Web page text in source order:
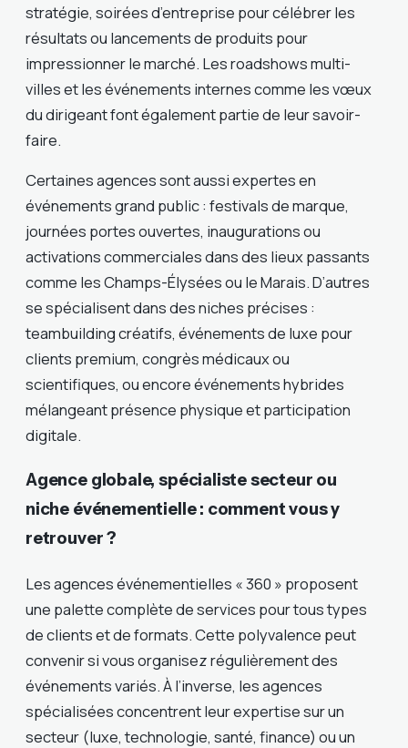
stratégie, soirées d’entreprise pour célébrer les
résultats ou lancements de produits pour
impressionner le marché. Les roadshows multi-
villes et les événements internes comme les vœux
du dirigeant font également partie de leur savoir-
faire.
Certaines agences sont aussi expertes en
événements grand public : festivals de marque,
journées portes ouvertes, inaugurations ou
activations commerciales dans des lieux passants
comme les Champs-Élysées ou le Marais. D’autres
se spécialisent dans des niches précises :
teambuilding créatifs, événements de luxe pour
clients premium, congrès médicaux ou
scientifiques, ou encore événements hybrides
mélangeant présence physique et participation
digitale.
Agence globale, spécialiste secteur ou
niche événementielle : comment vous y
retrouver ?
Les agences événementielles « 360 » proposent
une palette complète de services pour tous types
de clients et de formats. Cette polyvalence peut
convenir si vous organisez régulièrement des
événements variés. À l’inverse, les agences
spécialisées concentrent leur expertise sur un
secteur (luxe, technologie, santé, finance) ou un